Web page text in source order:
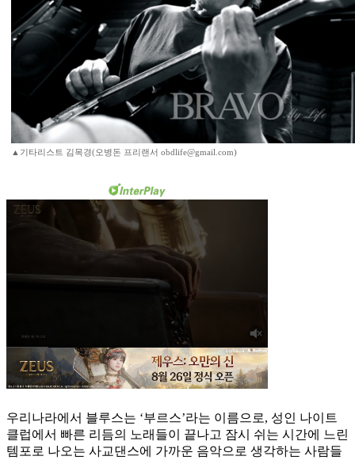
▲기타리스트 김목경(오병돈 프리랜서 obdlife@gmail.com)
우리나라에서 블루스는 ‘부르스’라는 이름으로, 성인 나이트
클럽에서 빠른 리듬의 노래들이 끝나고 잠시 쉬는 시간에 느린
템포로 나오는 사교댄스에 가까운 음악으로 생각하는 사람들